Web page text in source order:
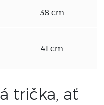
38 cm
41 cm
trička, ať